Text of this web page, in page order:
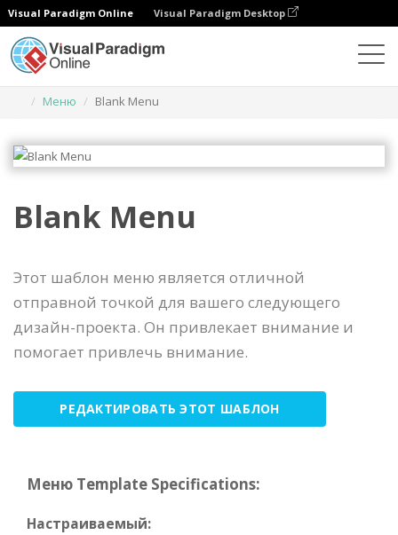
Visual Paradigm Online Visual Paradigm Desktop
Меню
Blank Menu
Blank Menu
Этот шаблон меню является отличной
отправной точкой для вашего следующего
дизайн-проекта. Он привлекает внимание и
помогает привлечь внимание.
РЕДАКТИРОВАТЬ ЭТОТ ШАБЛОН
Меню Template Specifications:
Настраиваемый: